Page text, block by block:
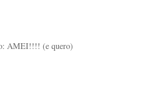
AMEI!!!! (e quero)